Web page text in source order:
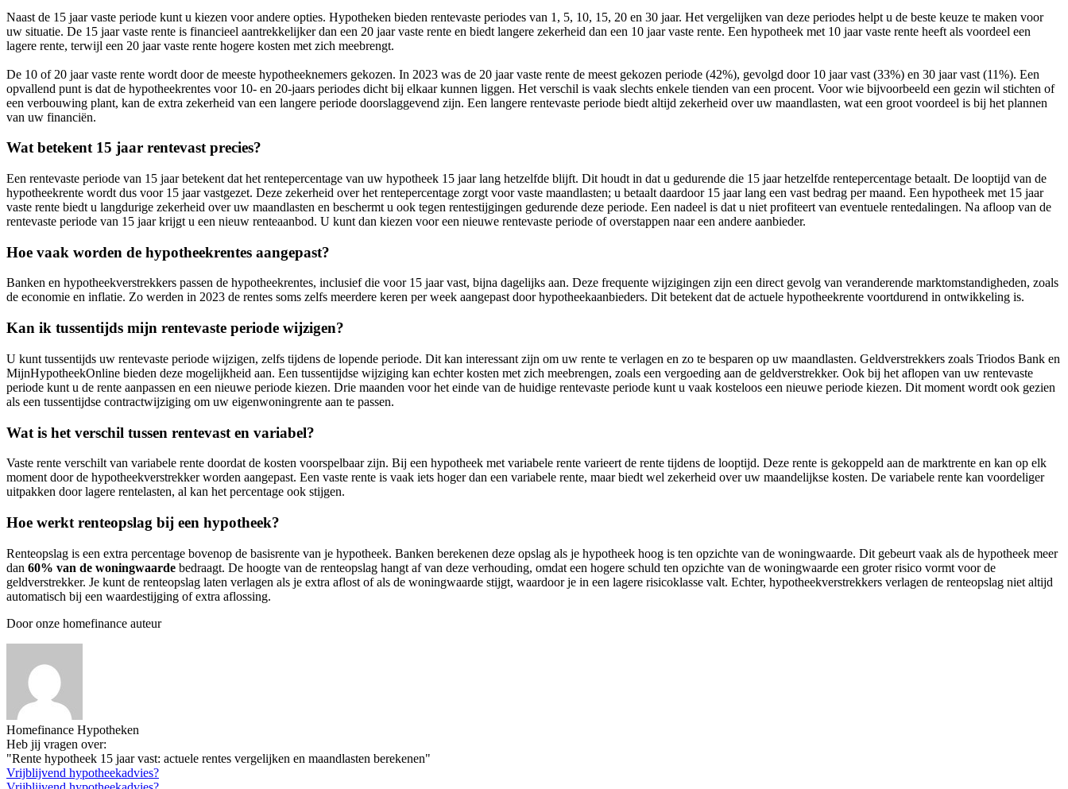
Naast de 15 jaar vaste periode kunt u kiezen voor andere opties. Hypotheken bieden rentevaste periodes van 1, 5, 10, 15, 20 en 30 jaar. Het vergelijken van deze periodes helpt u de beste keuze te maken voor
uw situatie. De 15 jaar vaste rente is financieel aantrekkelijker dan een 20 jaar vaste rente en biedt langere zekerheid dan een 10 jaar vaste rente. Een hypotheek met 10 jaar vaste rente heeft als voordeel een
lagere rente, terwijl een 20 jaar vaste rente hogere kosten met zich meebrengt.
De 10 of 20 jaar vaste rente wordt door de meeste hypotheeknemers gekozen. In 2023 was de 20 jaar vaste rente de meest gekozen periode (42%), gevolgd door 10 jaar vast (33%) en 30 jaar vast (11%). Een
opvallend punt is dat de hypotheekrentes voor 10- en 20-jaars periodes dicht bij elkaar kunnen liggen. Het verschil is vaak slechts enkele tienden van een procent. Voor wie bijvoorbeeld een gezin wil stichten of
een verbouwing plant, kan de extra zekerheid van een langere periode doorslaggevend zijn. Een langere rentevaste periode biedt altijd zekerheid over uw maandlasten, wat een groot voordeel is bij het plannen
van uw financiën.
Wat betekent 15 jaar rentevast precies?
Een rentevaste periode van 15 jaar betekent dat het rentepercentage van uw hypotheek 15 jaar lang hetzelfde blijft. Dit houdt in dat u gedurende die 15 jaar hetzelfde rentepercentage betaalt. De looptijd van de
hypotheekrente wordt dus voor 15 jaar vastgezet. Deze zekerheid over het rentepercentage zorgt voor vaste maandlasten; u betaalt daardoor 15 jaar lang een vast bedrag per maand. Een hypotheek met 15 jaar
vaste rente biedt u langdurige zekerheid over uw maandlasten en beschermt u ook tegen rentestijgingen gedurende deze periode. Een nadeel is dat u niet profiteert van eventuele rentedalingen. Na afloop van de
rentevaste periode van 15 jaar krijgt u een nieuw renteaanbod. U kunt dan kiezen voor een nieuwe rentevaste periode of overstappen naar een andere aanbieder.
Hoe vaak worden de hypotheekrentes aangepast?
Banken en hypotheekverstrekkers passen de hypotheekrentes, inclusief die voor 15 jaar vast, bijna dagelijks aan. Deze frequente wijzigingen zijn een direct gevolg van veranderende marktomstandigheden, zoals
de economie en inflatie. Zo werden in 2023 de rentes soms zelfs meerdere keren per week aangepast door hypotheekaanbieders. Dit betekent dat de actuele hypotheekrente voortdurend in ontwikkeling is.
Kan ik tussentijds mijn rentevaste periode wijzigen?
U kunt tussentijds uw rentevaste periode wijzigen, zelfs tijdens de lopende periode. Dit kan interessant zijn om uw rente te verlagen en zo te besparen op uw maandlasten. Geldverstrekkers zoals Triodos Bank en
MijnHypotheekOnline bieden deze mogelijkheid aan. Een tussentijdse wijziging kan echter kosten met zich meebrengen, zoals een vergoeding aan de geldverstrekker. Ook bij het aflopen van uw rentevaste
periode kunt u de rente aanpassen en een nieuwe periode kiezen. Drie maanden voor het einde van de huidige rentevaste periode kunt u vaak kosteloos een nieuwe periode kiezen. Dit moment wordt ook gezien
als een tussentijdse contractwijziging om uw eigenwoningrente aan te passen.
Wat is het verschil tussen rentevast en variabel?
Vaste rente verschilt van variabele rente doordat de kosten voorspelbaar zijn. Bij een hypotheek met variabele rente varieert de rente tijdens de looptijd. Deze rente is gekoppeld aan de marktrente en kan op elk
moment door de hypotheekverstrekker worden aangepast. Een vaste rente is vaak iets hoger dan een variabele rente, maar biedt wel zekerheid over uw maandelijkse kosten. De variabele rente kan voordeliger
uitpakken door lagere rentelasten, al kan het percentage ook stijgen.
Hoe werkt renteopslag bij een hypotheek?
Renteopslag is een extra percentage bovenop de basisrente van je hypotheek. Banken berekenen deze opslag als je hypotheek hoog is ten opzichte van de woningwaarde. Dit gebeurt vaak als de hypotheek meer
dan 60% van de woningwaarde bedraagt. De hoogte van de renteopslag hangt af van deze verhouding, omdat een hogere schuld ten opzichte van de woningwaarde een groter risico vormt voor de
geldverstrekker. Je kunt de renteopslag laten verlagen als je extra aflost of als de woningwaarde stijgt, waardoor je in een lagere risicoklasse valt. Echter, hypotheekverstrekkers verlagen de renteopslag niet altijd
automatisch bij een waardestijging of extra aflossing.
Door onze homefinance auteur
Homefinance Hypotheken
Heb jij vragen over:
"Rente hypotheek 15 jaar vast: actuele rentes vergelijken en maandlasten berekenen"
Vrijblijvend hypotheekadvies?